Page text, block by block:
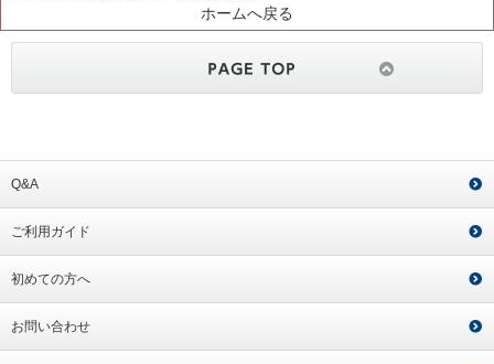
ホームへ戻る
Q&A
ご利用ガイド
初めての方へ
お問い合わせ